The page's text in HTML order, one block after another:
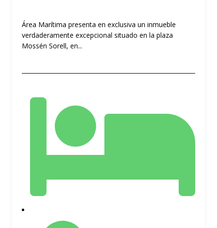
Área Marítima presenta en exclusiva un inmueble
verdaderamente excepcional situado en la plaza
Mossén Sorell, en...